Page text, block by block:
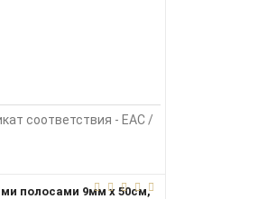
соответствия - EAC /
полосами 9мм х 50см,